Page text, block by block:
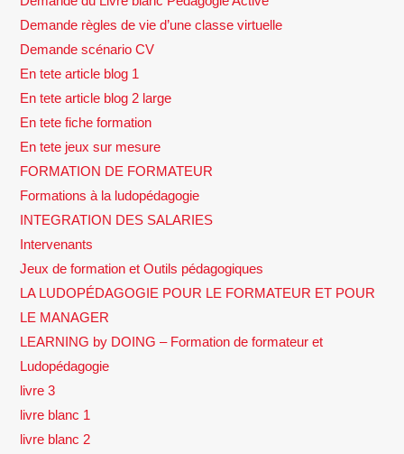
Demande règles de vie d’une classe virtuelle
Demande scénario CV
En tete article blog 1
En tete article blog 2 large
En tete fiche formation
En tete jeux sur mesure
FORMATION DE FORMATEUR
Formations à la ludopédagogie
INTEGRATION DES SALARIES
Intervenants
Jeux de formation et Outils pédagogiques
LA LUDOPÉDAGOGIE POUR LE FORMATEUR ET POUR
LE MANAGER
LEARNING by DOING – Formation de formateur et
Ludopédagogie
livre 3
livre blanc 1
livre blanc 2